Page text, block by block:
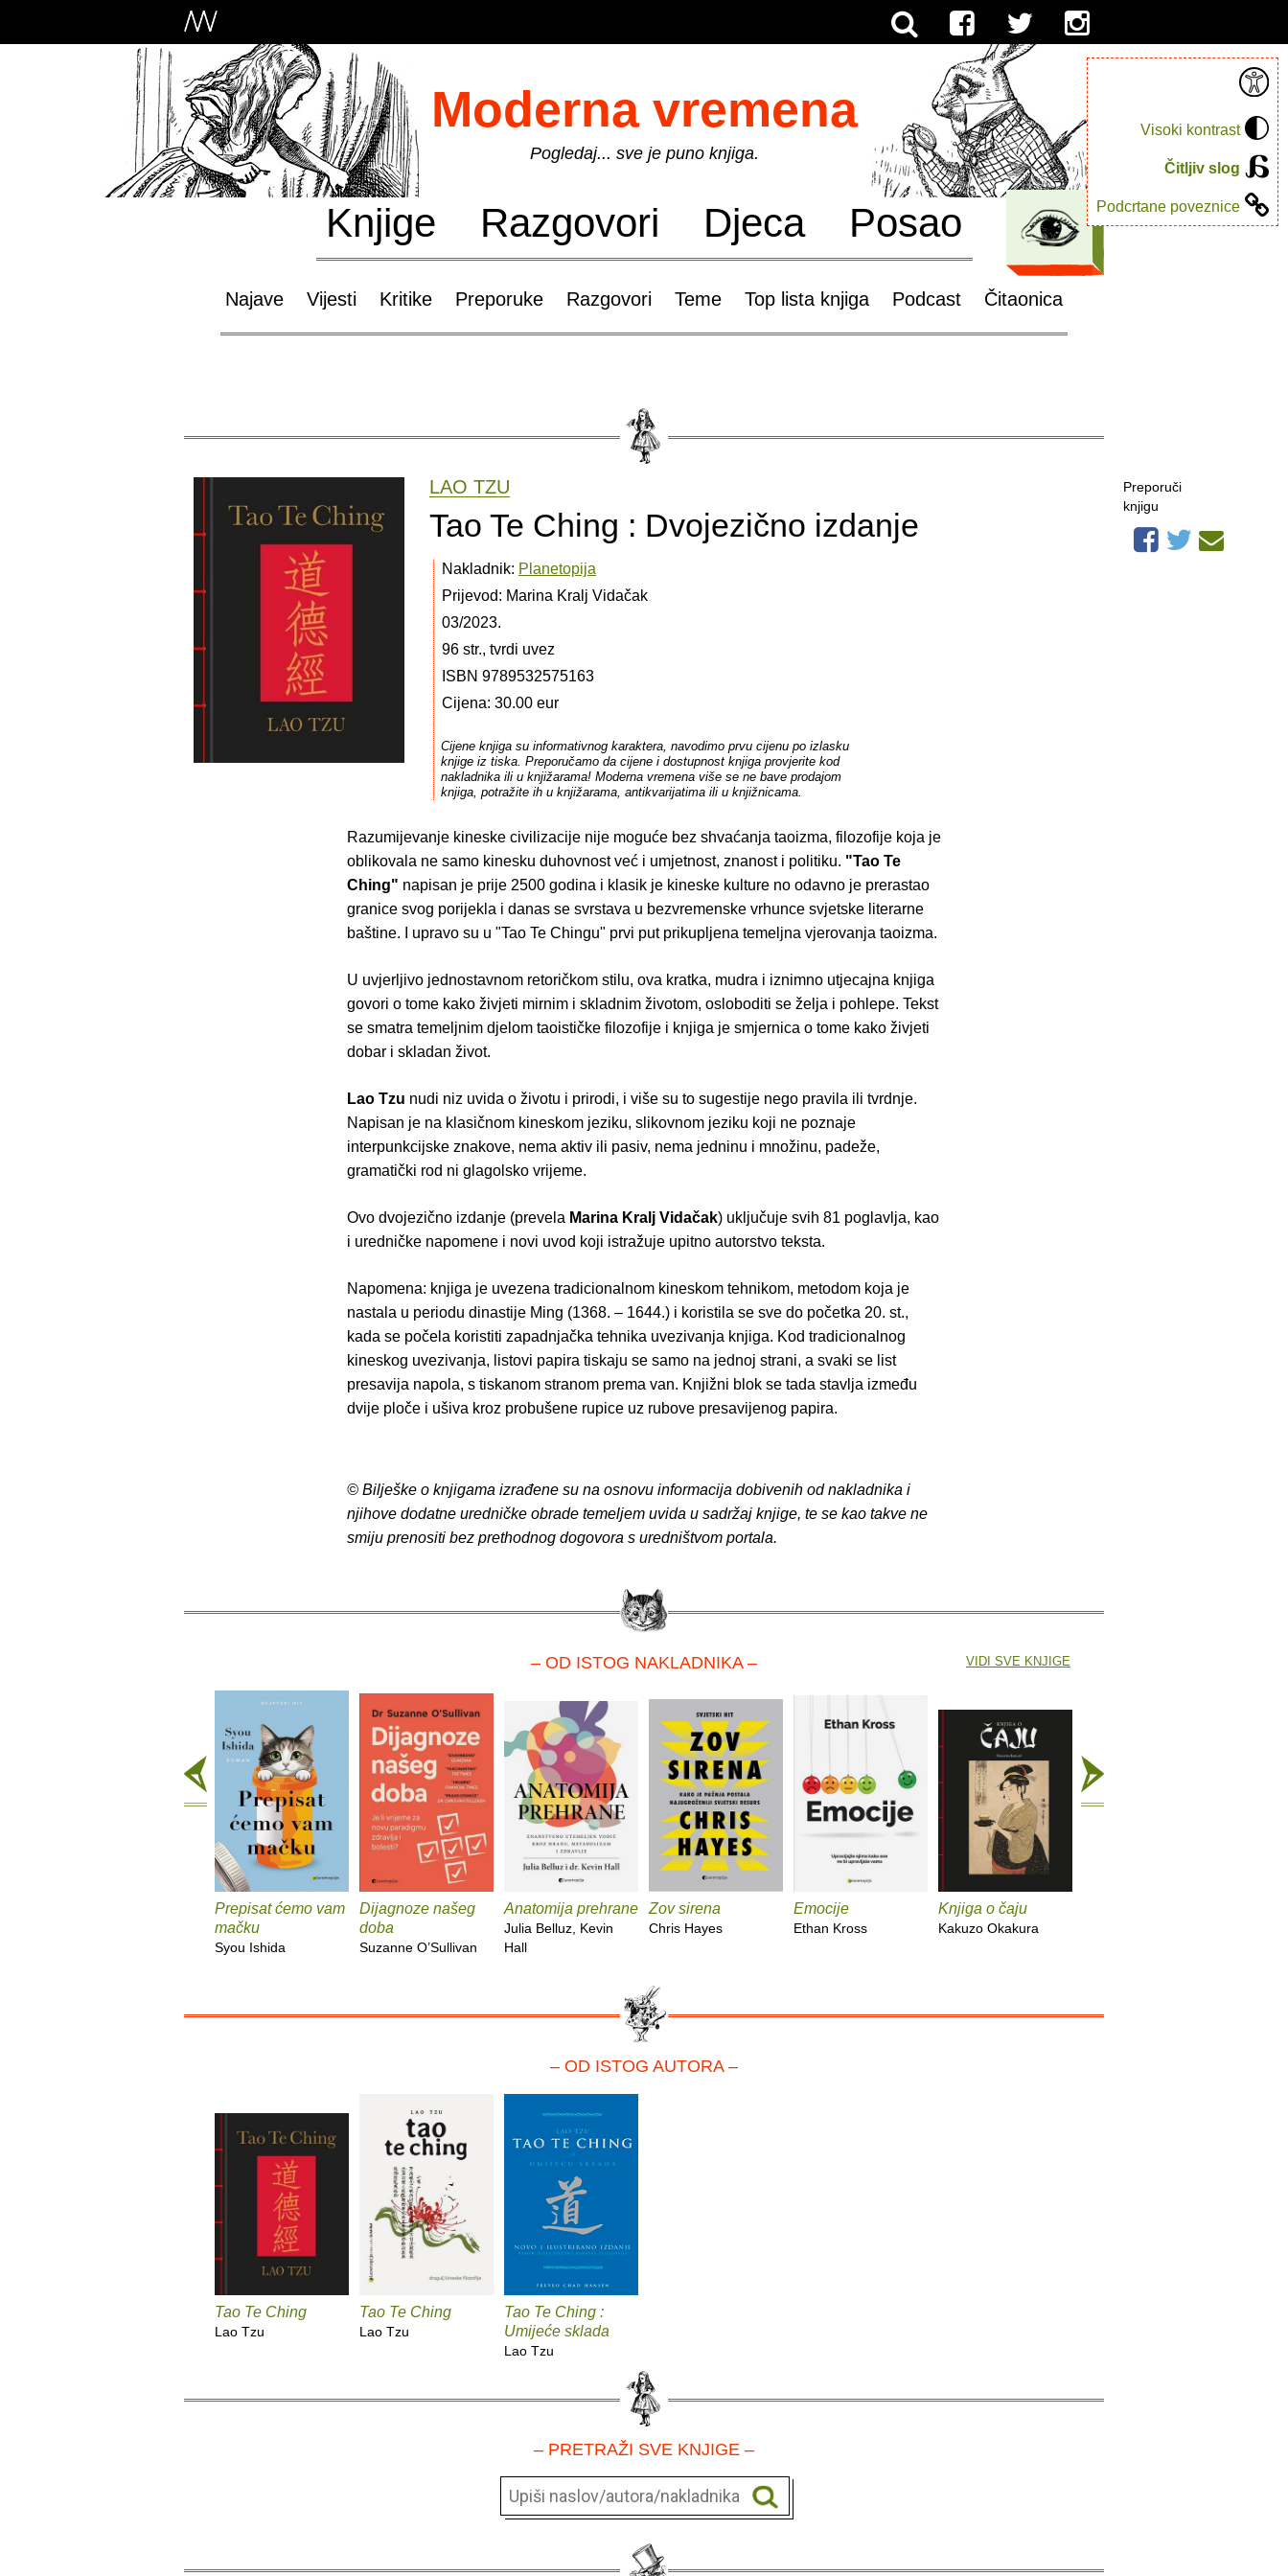
Visoki kontrast
Čitljiv slog
Podcrtane poveznice
Moderna vremena
Pogledaj... sve je puno knjiga.
Knjige Razgovori Djeca Posao
Najave Vijesti Kritike Preporuke Razgovori Teme Top lista knjiga Podcast Čitaonica
LAO TZU
Tao Te Ching : Dvojezično izdanje
Nakladnik: Planetopija
Prijevod: Marina Kralj Vidačak
03/2023.
96 str., tvrdi uvez
ISBN 9789532575163
Cijena: 30.00 eur
Cijene knjiga su informativnog karaktera, navodimo prvu cijenu po izlasku
knjige iz tiska. Preporučamo da cijene i dostupnost knjiga provjerite kod
nakladnika ili u knjižarama! Moderna vremena više se ne bave prodajom
knjiga, potražite ih u knjižarama, antikvarijatima ili u knjižnicama.
Razumijevanje kineske civilizacije nije moguće bez shvaćanja taoizma, filozofije koja je
oblikovala ne samo kinesku duhovnost već i umjetnost, znanost i politiku. "Tao Te
Ching" napisan je prije 2500 godina i klasik je kineske kulture no odavno je prerastao
granice svog porijekla i danas se svrstava u bezvremenske vrhunce svjetske literarne
baštine. I upravo su u "Tao Te Chingu" prvi put prikupljena temeljna vjerovanja taoizma.
U uvjerljivo jednostavnom retoričkom stilu, ova kratka, mudra i iznimno utjecajna knjiga
govori o tome kako živjeti mirnim i skladnim životom, osloboditi se želja i pohlepe. Tekst
se smatra temeljnim djelom taoističke filozofije i knjiga je smjernica o tome kako živjeti
dobar i skladan život.
Lao Tzu nudi niz uvida o životu i prirodi, i više su to sugestije nego pravila ili tvrdnje.
Napisan je na klasičnom kineskom jeziku, slikovnom jeziku koji ne poznaje
interpunkcijske znakove, nema aktiv ili pasiv, nema jedninu i množinu, padeže,
gramatički rod ni glagolsko vrijeme.
Ovo dvojezično izdanje (prevela Marina Kralj Vidačak) uključuje svih 81 poglavlja, kao
i uredničke napomene i novi uvod koji istražuje upitno autorstvo teksta.
Napomena: knjiga je uvezena tradicionalnom kineskom tehnikom, metodom koja je
nastala u periodu dinastije Ming (1368. – 1644.) i koristila se sve do početka 20. st.,
kada se počela koristiti zapadnjačka tehnika uvezivanja knjiga. Kod tradicionalnog
kineskog uvezivanja, listovi papira tiskaju se samo na jednoj strani, a svaki se list
presavija napola, s tiskanom stranom prema van. Knjižni blok se tada stavlja između
dvije ploče i ušiva kroz probušene rupice uz rubove presavijenog papira.
© Bilješke o knjigama izrađene su na osnovu informacija dobivenih od nakladnika i
njihove dodatne uredničke obrade temeljem uvida u sadržaj knjige, te se kao takve ne
smiju prenositi bez prethodnog dogovora s uredništvom portala.
Preporuči
knjigu
– OD ISTOG NAKLADNIKA –
Prepisat ćemo vam
mačku
Syou Ishida
Dijagnoze našeg
doba
Suzanne O’Sullivan
Anatomija prehrane
Julia Belluz, Kevin
Hall
Zov sirena
Chris Hayes
Emocije
Ethan Kross
Knjiga o čaju
Kakuzo Okakura
VIDI SVE KNJIGE
– OD ISTOG AUTORA –
Tao Te Ching
Lao Tzu
Tao Te Ching
Lao Tzu
Tao Te Ching :
Umijeće sklada
Lao Tzu
– PRETRAŽI SVE KNJIGE –